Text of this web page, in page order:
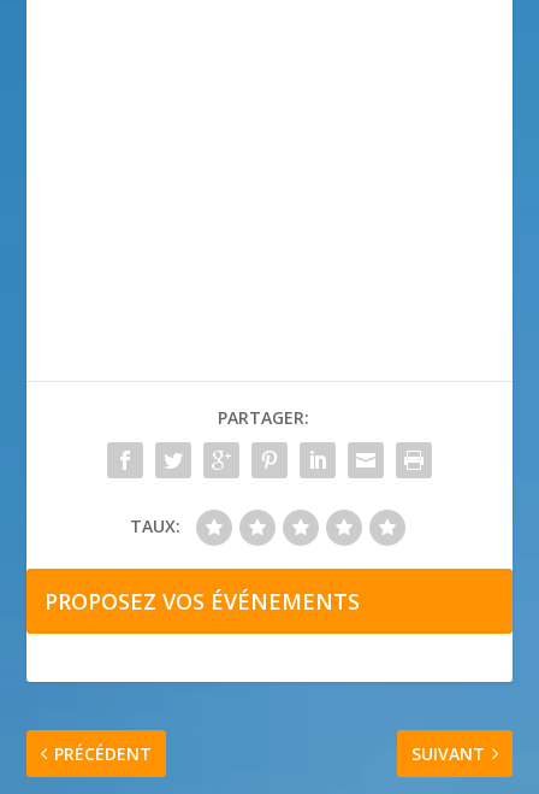
PARTAGER:
TAUX:
PROPOSEZ VOS ÉVÉNEMENTS
PRÉCÉDENT SUIVANT